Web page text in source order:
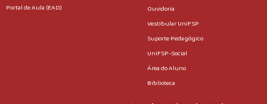
Portal de Aula (EAD)
Ouvidoria
Vestibular UniFSP
Suporte Pedagógico
UniFSP-Social
Área do Aluno
Biblioteca